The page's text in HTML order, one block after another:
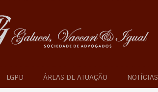
LGPD ÁREAS DE ATUAÇÃO NOTÍCIAS